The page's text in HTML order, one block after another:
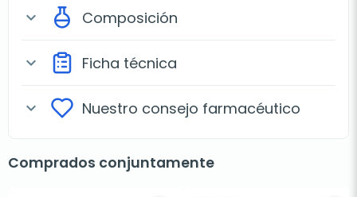
expand_more Composición
expand_more Ficha técnica
expand_more Nuestro consejo farmacéutico
Comprados conjuntamente